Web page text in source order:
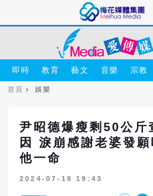
即時 教育 藝文 音樂 宗教
首頁 娛樂
尹昭德爆瘦剩50公斤
因 淚崩感謝老婆發願
他一命
2024-07-18 19:43